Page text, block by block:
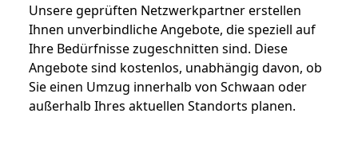
Unsere geprüften Netzwerkpartner erstellen
Ihnen unverbindliche Angebote, die speziell auf
Ihre Bedürfnisse zugeschnitten sind. Diese
Angebote sind kostenlos, unabhängig davon, ob
Sie einen Umzug innerhalb von Schwaan oder
außerhalb Ihres aktuellen Standorts planen.